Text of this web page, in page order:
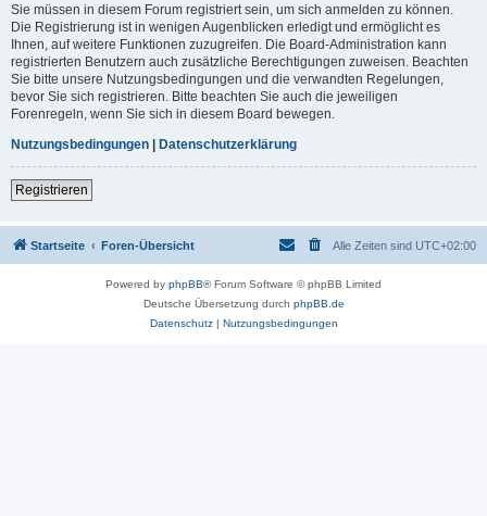
Sie müssen in diesem Forum registriert sein, um sich anmelden zu können.
Die Registrierung ist in wenigen Augenblicken erledigt und ermöglicht es
Ihnen, auf weitere Funktionen zuzugreifen. Die Board-Administration kann
registrierten Benutzern auch zusätzliche Berechtigungen zuweisen. Beachten
Sie bitte unsere Nutzungsbedingungen und die verwandten Regelungen,
bevor Sie sich registrieren. Bitte beachten Sie auch die jeweiligen
Forenregeln, wenn Sie sich in diesem Board bewegen.
Nutzungsbedingungen | Datenschutzerklärung
Registrieren
Startseite Foren-Übersicht Alle Zeiten sind UTC+02:00
Powered by phpBB® Forum Software © phpBB Limited
Deutsche Übersetzung durch phpBB.de
Datenschutz| Nutzungsbedingungen